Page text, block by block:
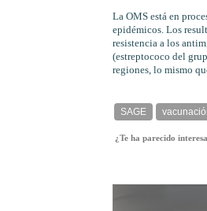
La OMS está en
epidémicos. Los
resistencia a los
(estreptococo del
regiones, lo mismo
SAGE
¿Te ha parecido